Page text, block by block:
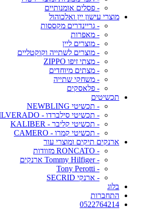
- פסלים אומנותיים
מוצרי עישון יין ואלכוהול
- גריינדרים מקססות
- מאפרות
- מוצרים ליין
- מוצרים לשתייה וקוקטליים
- מצתי זיפו ZIPPO
- מצתים מיוחדים
- משחקי שתייה
- פלאסקים
תכשיטים
- תכשיטי NEWBLING
- תכשיטי סילברדו - SILVERADO
- תכשיטי קליבר - KALIBER
- תכשיטי קמרו - CAMERO
ארנקים תיקים ומוצרי עור
- RONCATO מזוודות
- Tommy Hilfiger ארנקים
- Tony Perotti
- ארנקי SECRID
בלוג
התחברות
0522764214